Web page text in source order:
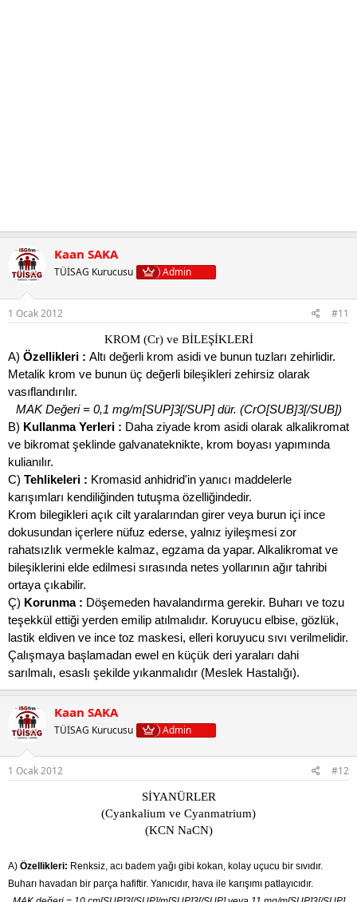
Kaan SAKA
TÜİSAG Kurucusu Admin
1 Ocak 2012 #11
KROM (Cr) ve BİLEŞİKLERİ
A) Özellikleri : Altı değerli krom asidi ve bunun tuzları zehirlidir.
Metalik krom ve bunun üç değerli bileşikleri zehirsiz olarak
vasıflandırılır.
MAK Değeri = 0,1 mg/m[SUP]3[/SUP] dür. (CrO[SUB]3[/SUB])
B) Kullanma Yerleri : Daha ziyade krom asidi olarak alkalikromat
ve bikromat şeklinde galvanateknikte, krom boyası yapımında
kulianılır.
C) Tehlikeleri : Kromasid anhidrid'in yanıcı maddelerle
karışımları kendiliğinden tutuşma özelliğindedir.
Krom bilegikleri açık cilt yaralarından girer veya burun içi ince
dokusundan içerlere nüfuz ederse, yalnız iyileşmesi zor
rahatsızlık vermekle kalmaz, egzama da yapar. Alkalikromat ve
bileşiklerini elde edilmesi sırasında netes yollarının ağır tahribi
ortaya çıkabilir.
Ç) Korunma : Döşemeden havalandırma gerekir. Buharı ve tozu
teşekkül ettiği yerden emilip atılmalıdır. Koruyucu elbise, gözlük,
lastik eldiven ve ince toz maskesi, elleri koruyucu sıvı verilmelidir.
Çalışmaya başlamadan ewel en küçük deri yaraları dahi
sarılmalı, esaslı şekilde yıkanmalıdır (Meslek Hastalığı).
Kaan SAKA
TÜİSAG Kurucusu Admin
1 Ocak 2012 #12
SİYANÜRLER
(Cyankalium ve Cyanmatrium)
(KCN NaCN)
A) Özellikleri: Renksiz, acı badem yağı gibi kokan, kolay uçucu bir sıvıdır.
Buharı havadan bir parça hafiftir. Yanıcıdır, hava ile karışımı patlayıcıdır.